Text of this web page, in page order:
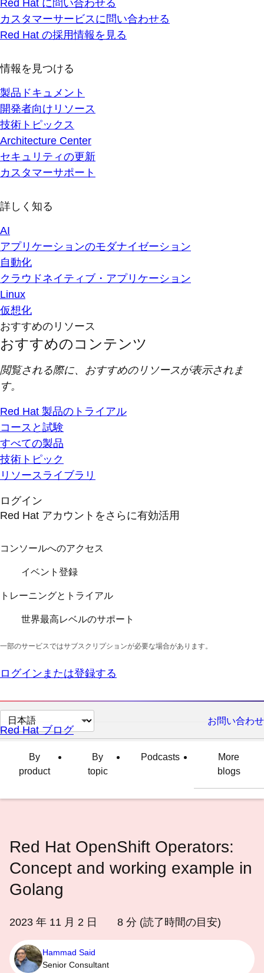
Red Hat に問い合わせる
カスタマーサービスに問い合わせる
Red Hat の採用情報を見る
情報を見つける
製品ドキュメント
開発者向けリソース
技術トピックス
Architecture Center
セキュリティの更新
カスタマーサポート
詳しく知る
AI
アプリケーションのモダナイゼーション
自動化
クラウドネイティブ・アプリケーション
Linux
仮想化
おすすめのリソース
おすすめのコンテンツ
閲覧される際に、おすすめのリソースが表示されま
す。
Red Hat 製品のトライアル
コースと試験
すべての製品
技術トピック
リソースライブラリ
ログイン
Red Hat アカウントをさらに有効活用
コンソールへのアクセス
イベント登録
トレーニングとトライアル
世界最高レベルのサポート
一部のサービスではサブスクリプションが必要な場合があります。
ログインまたは登録する
ペ
ー
語
く
さ
お問い合わせ
Red Hat ブログ
By
product
By
topic
Podcasts
More
blogs
Red Hat OpenShift Operators:
Concept and working example in
Golang
2023 年 11 月 2 日 8 分 (読了時間の目安)
Hammad Said
Senior Consultant